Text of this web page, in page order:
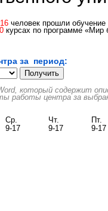
16 человек прошли
0 курсах по программе «Мир
за период:
который содержит
работы центра за
Ср. Чт.
Пт.
9-17 9-17 9-17